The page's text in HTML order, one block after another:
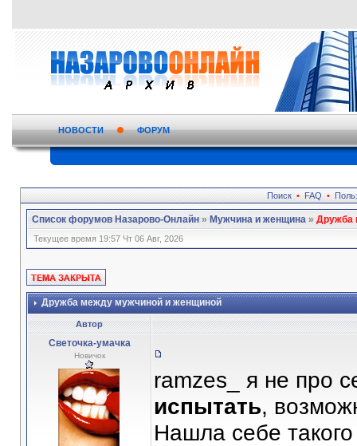
НОВОСТИ ФОРУМ
Поиск • FAQ •
Список форумов Назарово-Онлайн»Мужчина и женщина»Дружба
Текущее время 19:57 Чт 06 Авг, 2026
Дружба между мужчиной и женщиной
Автор
Светочка-умачка
Новичок
ramzes_ я не про
испытать,
Нашла себе